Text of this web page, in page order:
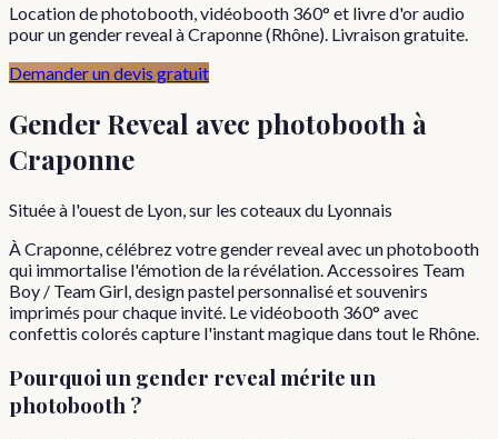
Location de photobooth, vidéobooth 360° et livre d'or audio
pour un gender reveal à Craponne (Rhône). Livraison gratuite.
Demander un devis gratuit
Gender Reveal avec photobooth à
Craponne
Située à l'ouest de Lyon, sur les coteaux du Lyonnais
À Craponne, célébrez votre gender reveal avec un photobooth
qui immortalise l'émotion de la révélation. Accessoires Team
Boy / Team Girl, design pastel personnalisé et souvenirs
imprimés pour chaque invité. Le vidéobooth 360° avec
confettis colorés capture l'instant magique dans tout le Rhône.
Pourquoiun gender reveal mérite un
photobooth ?